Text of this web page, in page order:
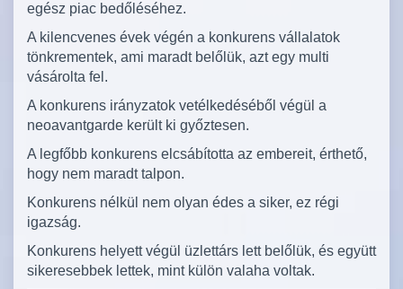
egész piac bedőléséhez.
A kilencvenes évek végén a konkurens vállalatok
tönkrementek, ami maradt belőlük, azt egy multi
vásárolta fel.
A konkurens irányzatok vetélkedéséből végül a
neoavantgarde került ki győztesen.
A legfőbb konkurens elcsábította az embereit, érthető,
hogy nem maradt talpon.
Konkurens nélkül nem olyan édes a siker, ez régi
igazság.
Konkurens helyett végül üzlettárs lett belőlük, és együtt
sikeresebbek lettek, mint külön valaha voltak.